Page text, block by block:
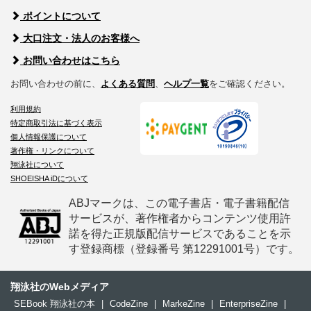
ポイントについて
大口注文・法人のお客様へ
お問い合わせはこちら
お問い合わせの前に、 よくある質問、 ヘルプ一覧をご確認ください。
利用規約
特定商取引法に基づく表示
個人情報保護について
著作権・リンクについて
翔泳社について
SHOEISHA iDについて
ABJマークは、この電子書店・電子書籍配信
サービスが、著作権者からコンテンツ使用許
諾を得た正規版配信サービスであることを示
す登録商標（登録番号 第12291001号）です。
翔泳社のWebメディア
SEBook 翔泳社の本 CodeZine MarkeZine EnterpriseZine